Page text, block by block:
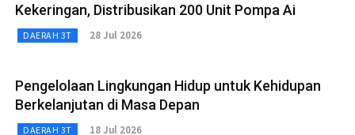
Kekeringan, Distribusikan 200 Unit Pompa Ai
DAERAH 3T 28 Jul 2026
Pengelolaan Lingkungan Hidup untuk Kehidupan
Berkelanjutan di Masa Depan
DAERAH 3T 18 Jul 2026